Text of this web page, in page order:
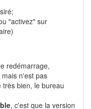
"activez" sur
redémarrage,
n'est pas
très bien, le bureau
, c'est que la version